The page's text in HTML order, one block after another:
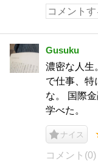
Gusuku
濃密な人生
で仕事、特
な。 国際
学べた。
ナイス
コメント(0)